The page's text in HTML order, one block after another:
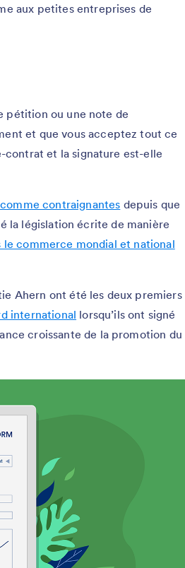
aux petites entreprises de
pétition ou une note de
et que vous acceptez tout ce
contrat et la signature est-elle
contraignantes depuis que
la législation écrite de manière
commerce mondial et national
Ahern ont été les deux premiers
international lorsqu’ils ont signé
croissante de la promotion du